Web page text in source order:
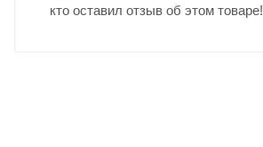
кто оставил отзыв об этом товаре!